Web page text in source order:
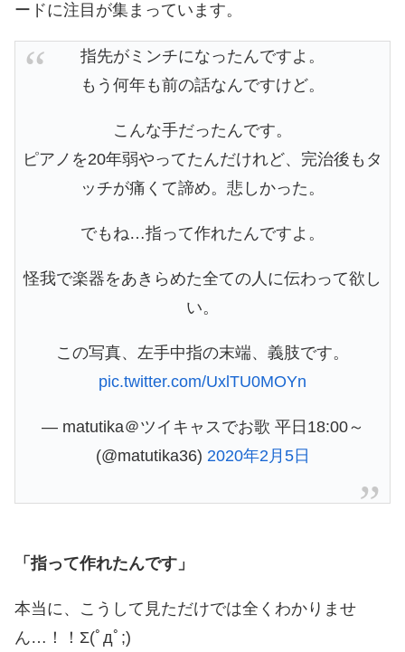
ードに注目が集まっています。
指先がミンチになったんですよ。
もう何年も前の話なんですけど。
こんな手だったんです。
ピアノを20年弱やってたんだけれど、完治後もタ
ッチが痛くて諦め。悲しかった。
でもね…指って作れたんですよ。
怪我で楽器をあきらめた全ての人に伝わって欲し
い。
この写真、左手中指の末端、義肢です。
pic.twitter.com/UxlTU0MOYn
— matutika＠ツイキャスでお歌 平日18:00～
(@matutika36) 2020年2月5日
「指って作れたんです」
本当に、こうして見ただけでは全くわかりませ
ん…！！Σ(ﾟдﾟ;)